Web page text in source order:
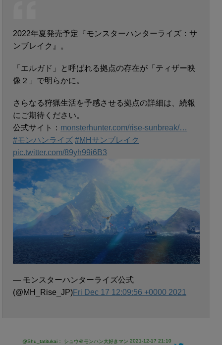
2022年夏発売予定『モンスターハンターライズ：サ
ンブレイク』。
「エルガド」と呼ばれる拠点の存在が「ティザー映
像２」で明らかに。
さらなる狩猟生活を予感させる拠点の詳細は、続報
にご期待ください。
公式サイト： monsterhunter.com/rise-sunbreak/…
#モンハンライズ #MHサンブレイク
pic.twitter.com/89yh99i6B3
— モンスターハンターライズ公式
(@MH_Rise_JP)Fri Dec 17 12:09:56 +0000 2021
@Shu_tatitukai： シュウ＠モンハン大好きマン 2021-12-17 21:10